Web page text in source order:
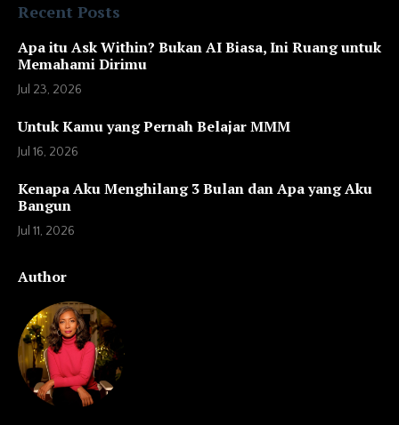
Recent Posts
Apa itu Ask Within? Bukan AI Biasa, Ini Ruang untuk
Memahami Dirimu
Jul 23, 2026
Untuk Kamu yang Pernah Belajar MMM
Jul 16, 2026
Kenapa Aku Menghilang 3 Bulan dan Apa yang Aku
Bangun
Jul 11, 2026
Author